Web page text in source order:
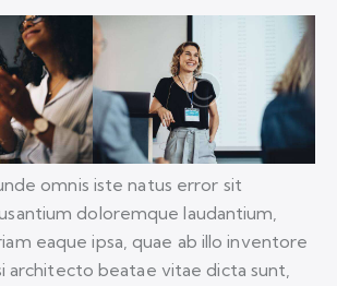
omnis iste natus error sit
doloremque laudantium,
eaque ipsa, quae ab illo inventore
architecto beatae vitae dicta sunt,